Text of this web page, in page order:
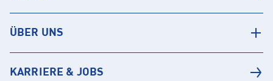
ÜBER UNS
KARRIERE & JOBS